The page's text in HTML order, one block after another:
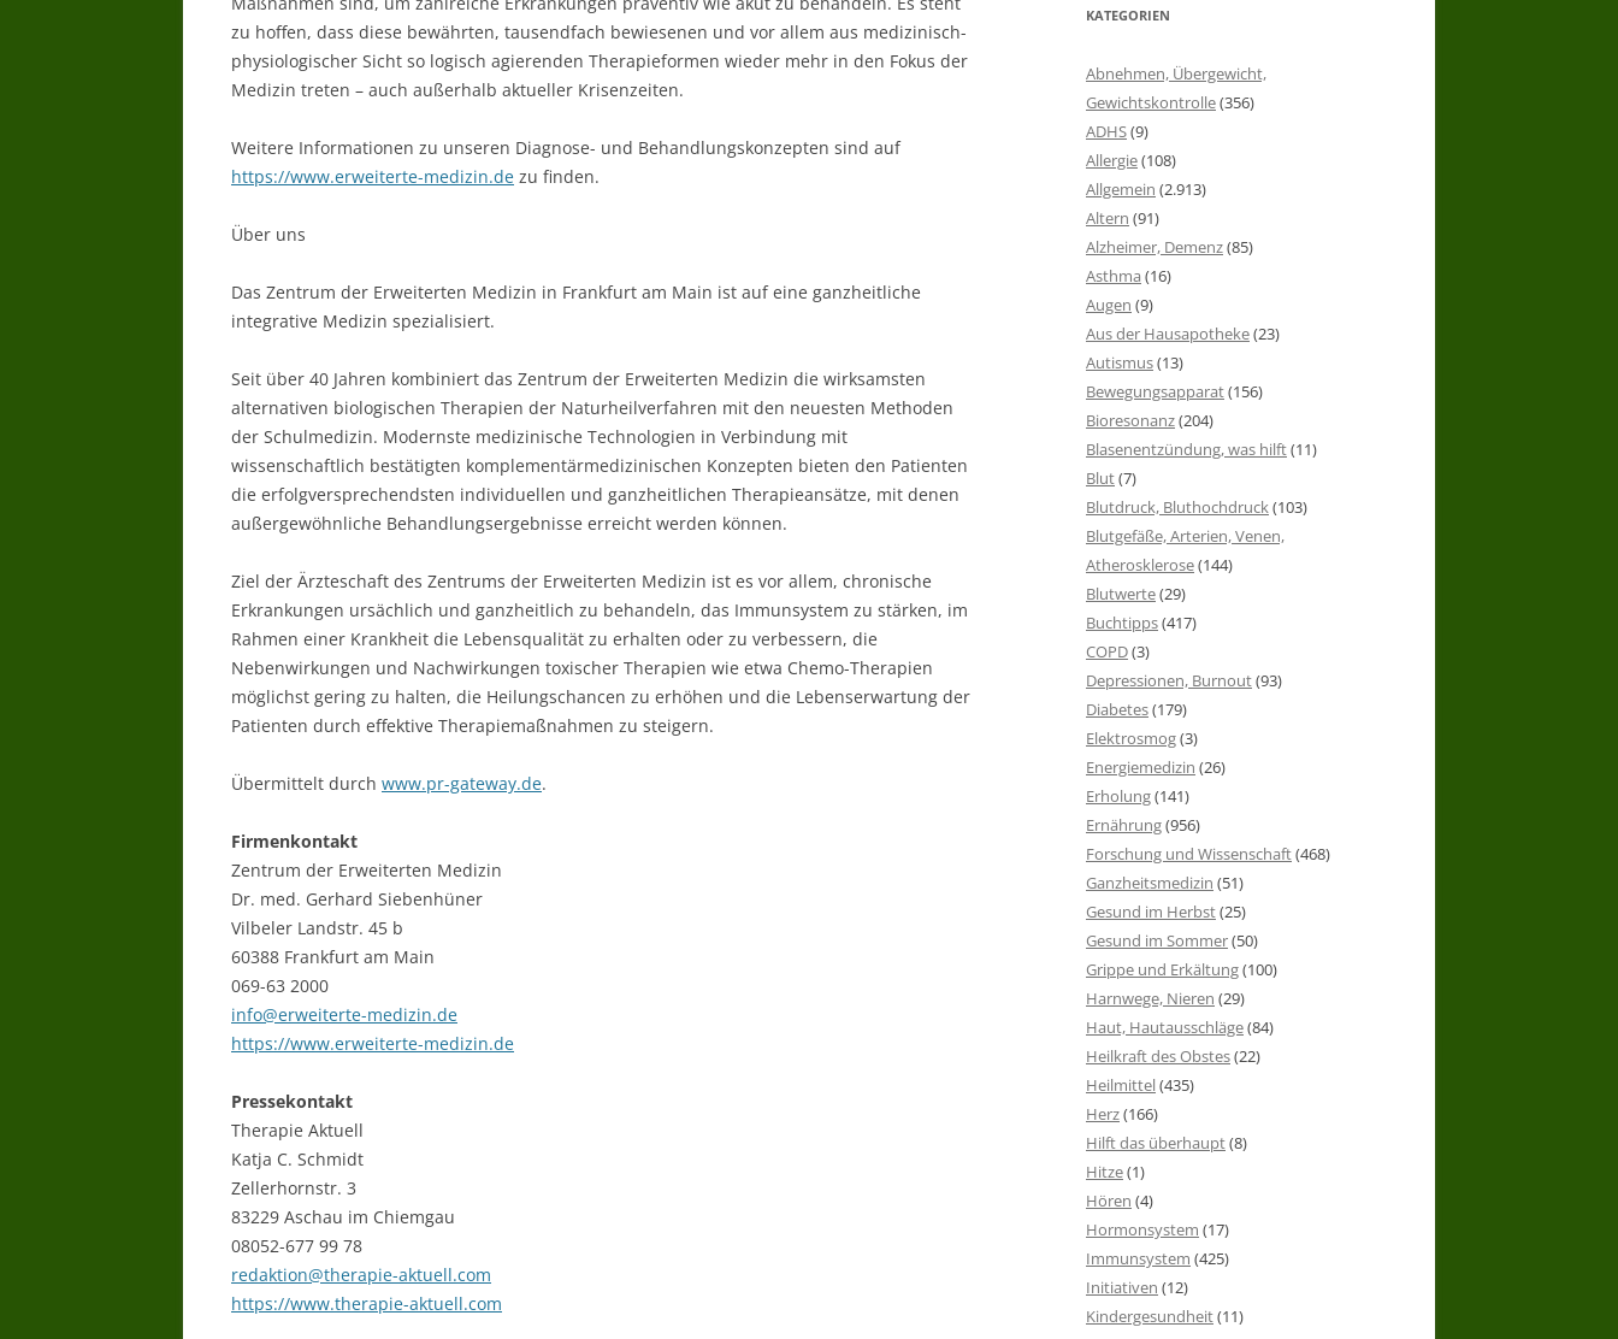
zu hoffen, dass diese bewährten, tausendfach bewiesenen und vor allem aus medizinisch-
physiologischer Sicht so logisch agierenden Therapieformen wieder mehr in den Fokus der
Medizin treten – auch außerhalb aktueller Krisenzeiten.
Weitere Informationen zu unseren Diagnose- und Behandlungskonzepten sind auf
https://www.erweiterte-medizin.de zu finden.
Über uns
Das Zentrum der Erweiterten Medizin in Frankfurt am Main ist auf eine ganzheitliche
integrative Medizin spezialisiert.
Seit über 40 Jahren kombiniert das Zentrum der Erweiterten Medizin die wirksamsten
alternativen biologischen Therapien der Naturheilverfahren mit den neuesten Methoden
der Schulmedizin. Modernste medizinische Technologien in Verbindung mit
wissenschaftlich bestätigten komplementärmedizinischen Konzepten bieten den Patienten
die erfolgversprechendsten individuellen und ganzheitlichen Therapieansätze, mit denen
außergewöhnliche Behandlungsergebnisse erreicht werden können.
Ziel der Ärzteschaft des Zentrums der Erweiterten Medizin ist es vor allem, chronische
Erkrankungen ursächlich und ganzheitlich zu behandeln, das Immunsystem zu stärken, im
Rahmen einer Krankheit die Lebensqualität zu erhalten oder zu verbessern, die
Nebenwirkungen und Nachwirkungen toxischer Therapien wie etwa Chemo-Therapien
möglichst gering zu halten, die Heilungschancen zu erhöhen und die Lebenserwartung der
Patienten durch effektive Therapiemaßnahmen zu steigern.
Übermittelt durch www.pr-gateway.de.
Firmenkontakt
Zentrum der Erweiterten Medizin
Dr. med. Gerhard Siebenhüner
Vilbeler Landstr. 45 b
60388 Frankfurt am Main
069-63 2000
info@erweiterte-medizin.de
https://www.erweiterte-medizin.de
Pressekontakt
Therapie Aktuell
Katja C. Schmidt
Zellerhornstr. 3
83229 Aschau im Chiemgau
08052-677 99 78
redaktion@therapie-aktuell.com
https://www.therapie-aktuell.com
KATEGORIEN
Abnehmen, Übergewicht,
Gewichtskontrolle(356)
ADHS(9)
Allergie(108)
Allgemein (2.913)
Altern (91)
Alzheimer, Demenz(85)
Asthma (16)
Augen (9)
Aus der Hausapotheke(23)
Autismus(13)
Bewegungsapparat(156)
Bioresonanz(204)
Blasenentzündung, was hilft(11)
Blut(7)
Blutdruck, Bluthochdruck(103)
Blutgefäße, Arterien, Venen,
Atherosklerose(144)
Blutwerte(29)
Buchtipps(417)
COPD(3)
Depressionen, Burnout(93)
Diabetes(179)
Elektrosmog(3)
Energiemedizin (26)
Erholung(141)
Ernährung(956)
Forschung und Wissenschaft(468)
Ganzheitsmedizin (51)
Gesund im Herbst(25)
Gesund im Sommer(50)
Grippe und Erkältung(100)
Harnwege, Nieren (29)
Haut, Hautausschläge(84)
Heilkraft des Obstes(22)
Heilmittel(435)
Herz(166)
Hilft das überhaupt(8)
Hitze(1)
Hören (4)
Hormonsystem (17)
Immunsystem (425)
Initiativen (12)
Kindergesundheit(11)